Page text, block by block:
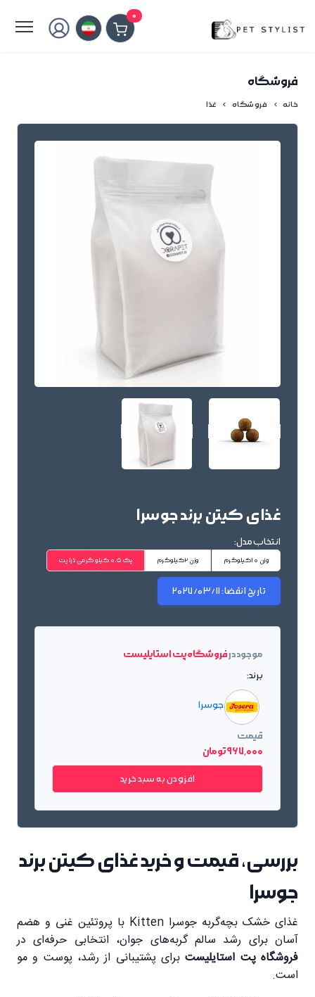
0
فروشگاه
خانه فروشگاه غذا
غذای کیتن برند جوسرا
انتخاب مدل:
وزن 10کیلوگرم وزن 2کیلوگرم پک 0.5 کیلو گرمی دُرا پت
تاریخ انقضا:2027/03/11
موجود درفروشگاه پت استایلیست
برند:
جوسرا
قیمت
967٬000 تومان
افزودن به سبد خرید
بررسی، قیمت و خرید غذای کیتن برند
جوسرا
غذای خشک بچه‌گربه جوسرا Kitten با پروتئین غنی و هضم
آسان برای رشد سالم گربه‌های جوان، انتخابی حرفه‌ای در
فروشگاه پت استایلیستبرای پشتیبانی از رشد، پوست و مو
است.